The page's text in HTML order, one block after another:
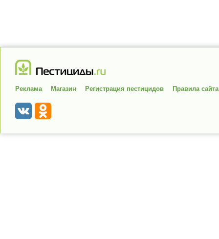
Реклама Магазин Регистрация пестицидов Правила сайта